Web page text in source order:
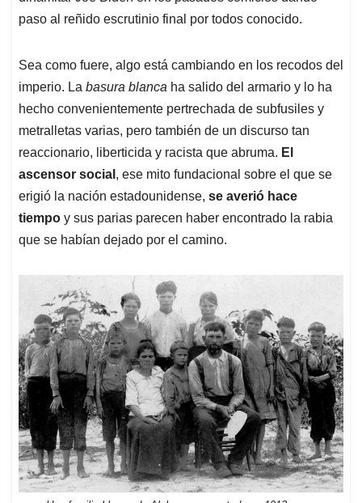
paso al reñido escrutinio final por todos conocido.
Sea como fuere, algo está cambiando en los recodos del
imperio. La basura blanca ha salido del armario y lo ha
hecho convenientemente pertrechada de subfusiles y
metralletas varias, pero también de un discurso tan
reaccionario, liberticida y racista que abruma. El
ascensor social , ese mito fundacional sobre el que se
erigió la nación estadounidense, se averió hace
tiempo y sus parias parecen haber encontrado la rabia
que se habían dejado por el camino.